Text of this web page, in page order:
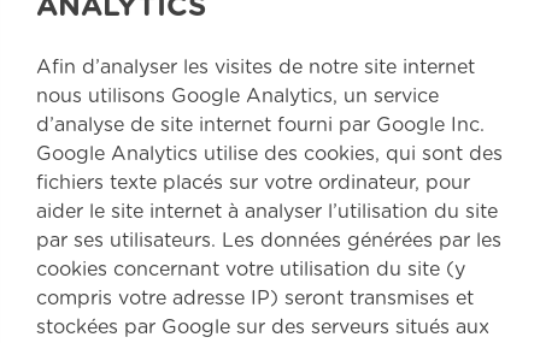
ANALYTICS
Afin d’analyser les visites de notre site internet
nous utilisons Google Analytics, un service
d’analyse de site internet fourni par Google Inc.
Google Analytics utilise des cookies, qui sont des
fichiers texte placés sur votre ordinateur, pour
aider le site internet à analyser l’utilisation du site
par ses utilisateurs. Les données générées par les
cookies concernant votre utilisation du site (y
compris votre adresse IP) seront transmises et
stockées par Google sur des serveurs situés aux